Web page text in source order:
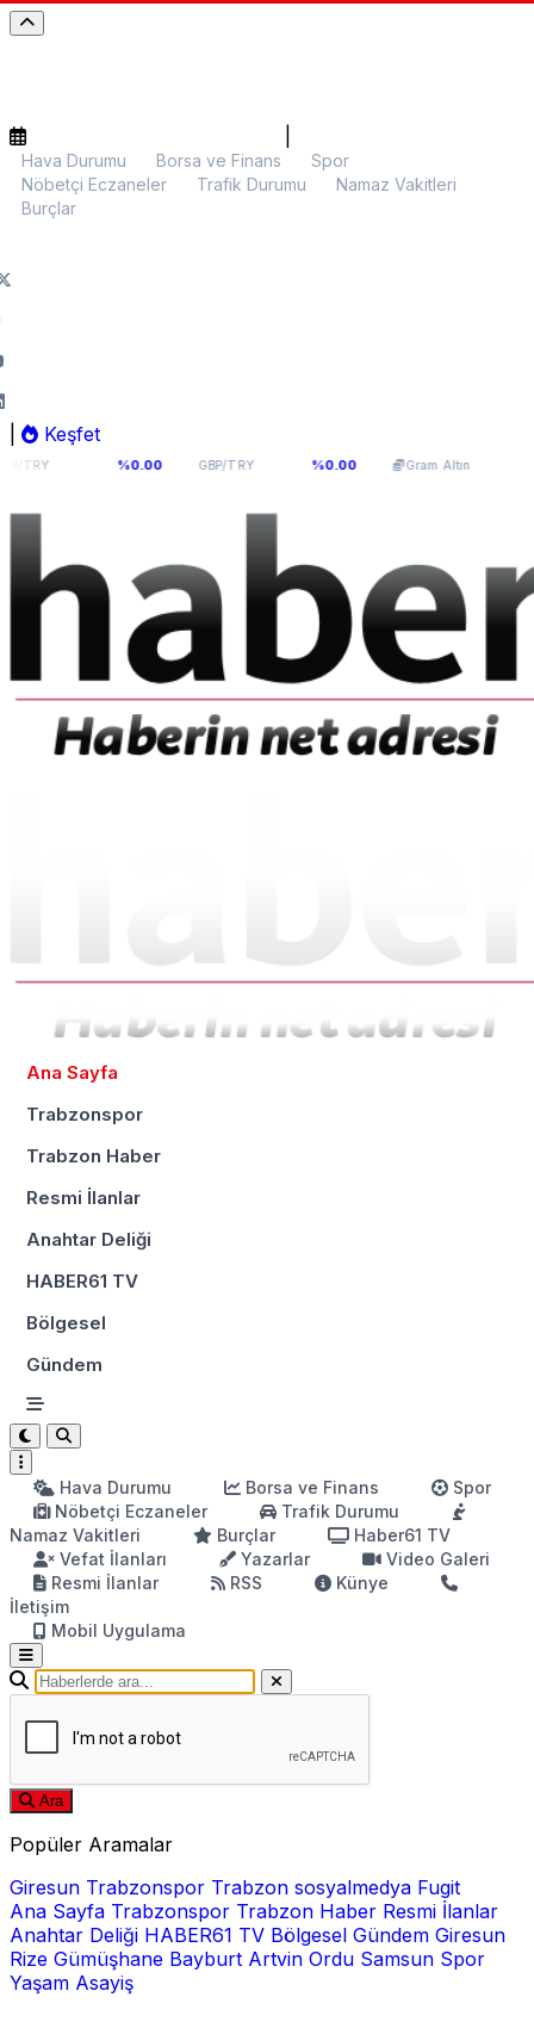
Hava Durumu Borsa ve Finans
Spor
Nöbetçi Eczaneler
Trafik Durumu
Namaz Vakitleri
Burçlar
Keşfet
%0.00 GBP/TRY 64,291 %0.00 Gram Altın 6.126,48 %0.01
Ana Sayfa
Trabzonspor
Trabzon Haber
Resmi İlanlar
Anahtar Deliği
HABER61 TV
Bölgesel
Gündem
Hava Durumu Borsa ve Finans
Spor
Nöbetçi Eczaneler
Trafik Durumu
Namaz Vakitleri
Burçlar
Haber61 TV
Vefat İlanları
Yazarlar
Video Galeri
Resmi İlanlar
RSS
Künye
İletişim
Mobil Uygulama
Ara
Popüler Aramalar
Giresun Trabzonspor Trabzon sosyalmedya Fugit
Ana Sayfa Trabzonspor Trabzon Haber Resmi İlanlar
Anahtar Deliği HABER61 TV Bölgesel Gündem Giresun
Rize Gümüşhane Bayburt Artvin Ordu Samsun Spor
Yaşam Asayiş